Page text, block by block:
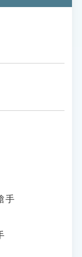
手